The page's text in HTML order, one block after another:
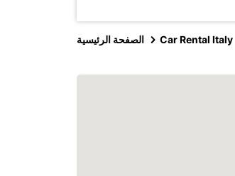
الصفحة الرئيسية Car Rental Italy